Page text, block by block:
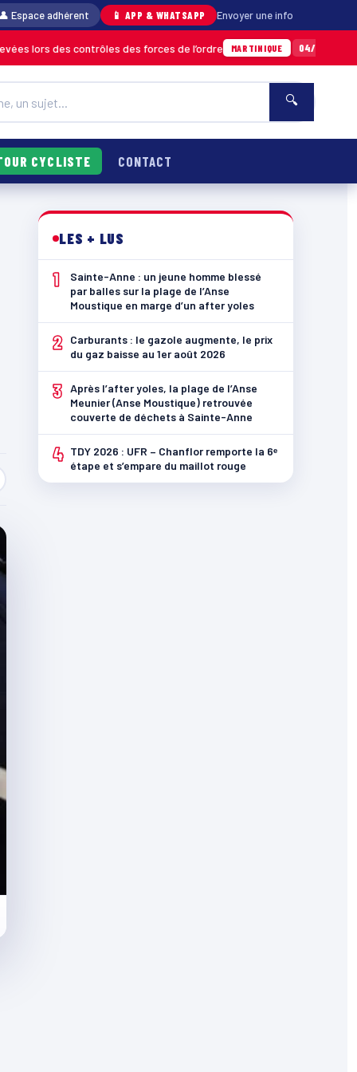
Espace adhérent 📱 APP & WHATSAPP Envoyer une info
contrôles des forces de l’ordre MARTINIQUE 04/08 · 11h06 Un
🔍
CYCLISTE CONTACT
LES + LUS
1
Sainte-Anne : un jeune homme blessé
par balles sur la plage de l’Anse
Moustique en marge d’un after yoles
2
Carburants : le gazole augmente, le prix
du gaz baisse au 1er août 2026
3 Après l’after yoles, la plage de l’Anse
Meunier (Anse Moustique) retrouvée
couverte de déchets à Sainte-Anne
4 TDY 2026 : UFR – Chanflor remporte la 6ᵉ
étape et s’empare du maillot rouge